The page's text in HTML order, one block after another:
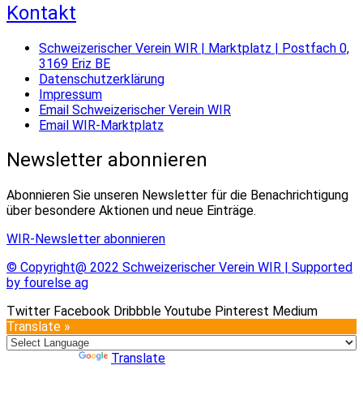
Kontakt
Schweizerischer Verein WIR | Marktplatz | Postfach 0,
3169 Eriz BE
Datenschutzerklärung
Impressum
Email Schweizerischer Verein WIR
Email WIR-Marktplatz
Newsletter abonnieren
Abonnieren Sie unseren Newsletter für die Benachrichtigung
über besondere Aktionen und neue Einträge.
WIR-Newsletter abonnieren
© Copyright@ 2022 Schweizerischer Verein WIR | Supported
by fourelse ag
Twitter Facebook Dribbble Youtube Pinterest Medium
Translate »
Translate